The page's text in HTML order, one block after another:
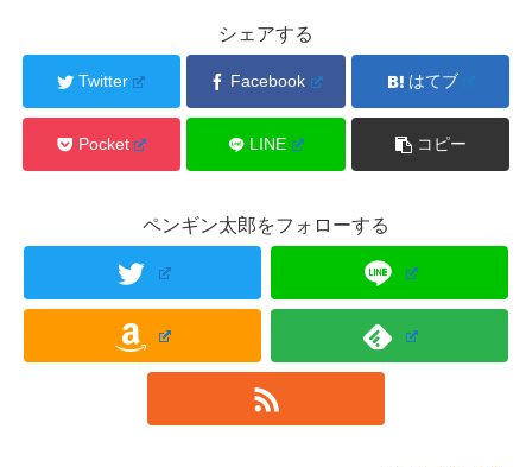
シェアする
Twitter Facebook はてブ
Pocket LINE コピー
ペンギン太郎をフォローする